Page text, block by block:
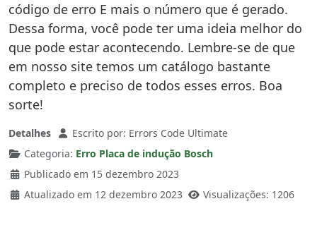
código de erro E mais o número que é gerado.
Dessa forma, você pode ter uma ideia melhor do
que pode estar acontecendo. Lembre-se de que
em nosso site temos um catálogo bastante
completo e preciso de todos esses erros. Boa
sorte!
Detalhes Escrito por: Errors Code Ultimate
Categoria: Erro Placa de indução Bosch
Publicado em 15 dezembro 2023
Atualizado em 12 dezembro 2023
Visualizações: 1206